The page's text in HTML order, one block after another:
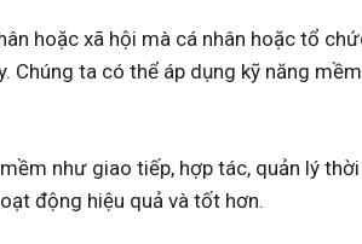
hoặc xã hội mà cá nhân hoặc tổ
Chúng ta có thể áp dụng kỹ năng
như giao tiếp, hợp tác, quản lý
động hiệu quả và tốt hơn.